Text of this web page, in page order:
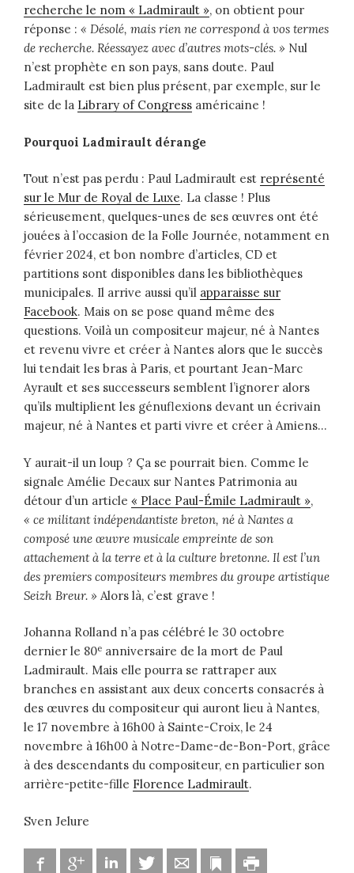
recherche le nom « Ladmirault », on obtient pour
réponse : « Désolé, mais rien ne correspond à vos termes
de recherche. Réessayez avec d’autres mots-clés. » Nul
n’est prophète en son pays, sans doute. Paul
Ladmirault est bien plus présent, par exemple, sur le
site de la Library of Congress américaine !
Pourquoi Ladmirault dérange
Tout n’est pas perdu : Paul Ladmirault est représenté
sur le Mur de Royal de Luxe. La classe ! Plus
sérieusement, quelques-unes de ses œuvres ont été
jouées à l’occasion de la Folle Journée, notamment en
février 2024, et bon nombre d’articles, CD et
partitions sont disponibles dans les bibliothèques
municipales. Il arrive aussi qu’il apparaisse sur
Facebook. Mais on se pose quand même des
questions. Voilà un compositeur majeur, né à Nantes
et revenu vivre et créer à Nantes alors que le succès
lui tendait les bras à Paris, et pourtant Jean-Marc
Ayrault et ses successeurs semblent l’ignorer alors
qu’ils multiplient les génuflexions devant un écrivain
majeur, né à Nantes et parti vivre et créer à Amiens…
Y aurait-il un loup ? Ça se pourrait bien. Comme le
signale Amélie Decaux sur Nantes Patrimonia au
détour d’un article « Place Paul-Émile Ladmirault »,
« ce militant indépendantiste breton, né à Nantes a
composé une œuvre musicale empreinte de son
attachement à la terre et à la culture bretonne. Il est l’un
des premiers compositeurs membres du groupe artistique
Seizh Breur. » Alors là, c’est grave !
Johanna Rolland n’a pas célébré le 30 octobre
dernier le 80e anniversaire de la mort de Paul
Ladmirault. Mais elle pourra se rattraper aux
branches en assistant aux deux concerts consacrés à
des œuvres du compositeur qui auront lieu à Nantes,
le 17 novembre à 16h00 à Sainte-Croix, le 24
novembre à 16h00 à Notre-Dame-de-Bon-Port, grâce
à des descendants du compositeur, en particulier son
arrière-petite-fille Florence Ladmirault.
Sven Jelure
FacebookGoogle Linkedin Twitter Adresse mailMarque-page